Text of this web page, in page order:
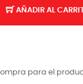
AÑADIR AL
para el